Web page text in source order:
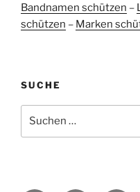
Bandnamen schützen –
schützen – Marken
SUCHE
nach: